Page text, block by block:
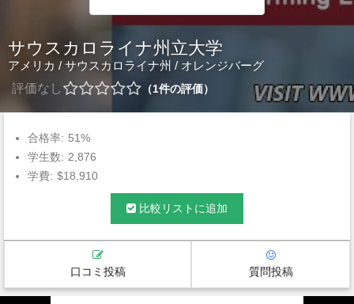
サウスカロライナ州立大学
アメリカ / サウスカロライナ州 / オレンジバーグ
評価なし
1件の評価
合格率: 51%
学生数: 2,876
学費: $18,910
比較リストに追加
口コミ投稿 質問投稿